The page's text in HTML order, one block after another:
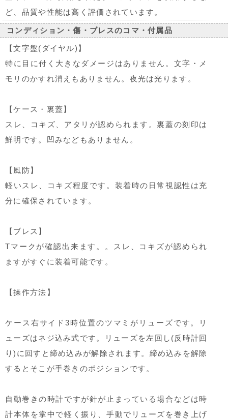
ど、品質や性能は高く評価されています。
コンディション・傷・ブレスのコマ・付属品
【文字盤(ダイヤル)】
特に目に付く大きなダメージはありません。文字・メ
モリのかすれ消えもありません。夜光は光ります。
【ケース・裏蓋】
スレ、コキズ、アタリが認められます。裏蓋の刻印は
鮮明です。凹みなどもありません。
【風防】
軽いスレ、コキズ程度です。装着時の日常視認性は充
分に確保されています。
【ブレス】
Tマークが確認出来ます。。スレ、コキズが認められ
ますがすぐに装着可能です。
【操作方法】
ケース右サイド3時位置のツマミがリューズです。リ
ューズはネジ込み式です。リューズを左回し(反時計回
り)に回すと締め込みが解除されます。締め込みを解除
するとそこが手巻きのポジションです。
自動巻きの時計ですが針が止まっている場合などは時
計本体を掌中で軽く振り、手動でリューズを巻き上げ